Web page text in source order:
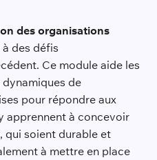
des organisations
des défis
Ce module aide les
de
pour répondre aux
apprennent à concevoir
qui soient durable et
à mettre en place